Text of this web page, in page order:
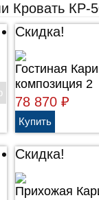
Кровать КР-
Скидка!
Гостиная
композиция 2
78 870₽
Скидка!
Прихожая